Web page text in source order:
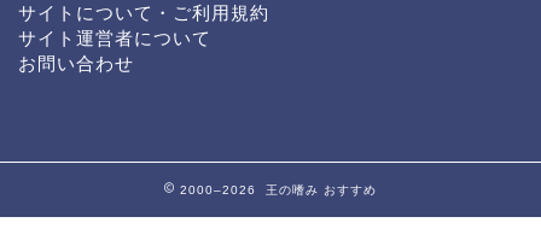
サイトについて・ご利用規約
サイト運営者について
お問い合わせ
2000–2026 王の嗜み おすすめ